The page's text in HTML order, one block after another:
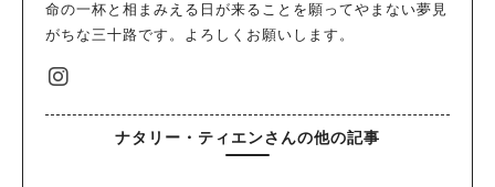
命の一杯と相まみえる日が来ることを願ってやまない夢見
がちな三十路です。よろしくお願いします。
ナタリー・ティエンさんの他の記事